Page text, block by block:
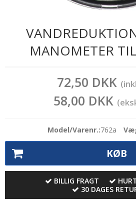
MANOMETER
72,50 DKK
58,00 DKK
Model/Varenr.:762a
KØB
BILLIG FRAGT
30 DAGES